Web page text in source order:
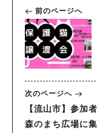
前のページへ
次のページへ
【流山市】参加
森のまち広場に